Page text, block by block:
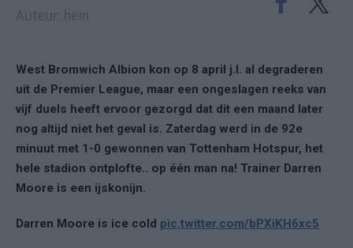
West Bromwich Albion kon op 8 april j.l. al degraderen
uit de Premier League, maar een ongeslagen reeks van
vijf duels heeft ervoor gezorgd dat dit een maand later
nog altijd niet het geval is. Zaterdag werd in de 92e
minuut met 1-0 gewonnen van Tottenham Hotspur, het
hele stadion ontplofte.. op één man na! Trainer Darren
Moore is een ijskonijn.
Darren Moore is ice cold pic.twitter.com/bPXiKH6xc5